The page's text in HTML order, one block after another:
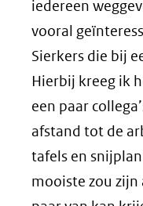
iedereen
vooral
Sierkers die bij
Hierbij kreeg ik
een paar
afstand tot de
tafels en
mooiste zou zijn